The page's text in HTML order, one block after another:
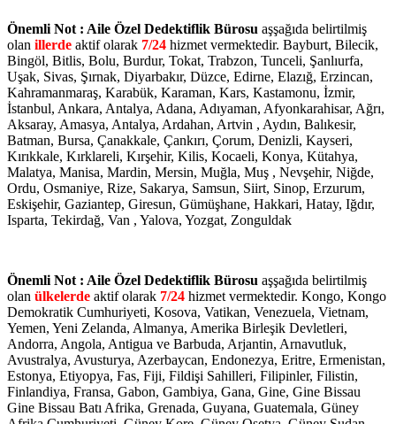
Önemli Not : Aile Özel Dedektiflik Bürosu aşşağıda belirtilmiş
olan illerde aktif olarak 7/24 hizmet vermektedir. Bayburt, Bilecik,
Bingöl, Bitlis, Bolu, Burdur, Tokat, Trabzon, Tunceli, Şanlıurfa,
Uşak, Sivas, Şırnak, Diyarbakır, Düzce, Edirne, Elazığ, Erzincan,
Kahramanmaraş, Karabük, Karaman, Kars, Kastamonu, İzmir,
İstanbul, Ankara, Antalya, Adana, Adıyaman, Afyonkarahisar, Ağrı,
Aksaray, Amasya, Antalya, Ardahan, Artvin , Aydın, Balıkesir,
Batman, Bursa, Çanakkale, Çankırı, Çorum, Denizli, Kayseri,
Kırıkkale, Kırklareli, Kırşehir, Kilis, Kocaeli, Konya, Kütahya,
Malatya, Manisa, Mardin, Mersin, Muğla, Muş , Nevşehir, Niğde,
Ordu, Osmaniye, Rize, Sakarya, Samsun, Siirt, Sinop, Erzurum,
Eskişehir, Gaziantep, Giresun, Gümüşhane, Hakkari, Hatay, Iğdır,
Isparta, Tekirdağ, Van , Yalova, Yozgat, Zonguldak
Önemli Not : Aile Özel Dedektiflik Bürosu aşşağıda belirtilmiş
olan ülkelerde aktif olarak 7/24 hizmet vermektedir. Kongo, Kongo
Demokratik Cumhuriyeti, Kosova, Vatikan, Venezuela, Vietnam,
Yemen, Yeni Zelanda, Almanya, Amerika Birleşik Devletleri,
Andorra, Angola, Antigua ve Barbuda, Arjantin, Arnavutluk,
Avustralya, Avusturya, Azerbaycan, Endonezya, Eritre, Ermenistan,
Estonya, Etiyopya, Fas, Fiji, Fildişi Sahilleri, Filipinler, Filistin,
Finlandiya, Fransa, Gabon, Gambiya, Gana, Gine, Gine Bissau
Gine Bissau Batı Afrika, Grenada, Guyana, Guatemala, Güney